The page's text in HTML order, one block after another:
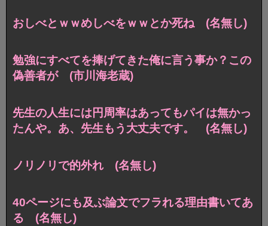
おしべとｗｗめしべをｗｗとか死ね (名無し)
勉強にすべてを捧げてきた俺に言う事か？この
偽善者が (市川海老蔵)
先生の人生には円周率はあってもパイは無かっ
たんや。あ、先生もう大丈夫です。 (名無し)
ノリノリで的外れ (名無し)
40ページにも及ぶ論文でフラれる理由書いてあ
る (名無し)